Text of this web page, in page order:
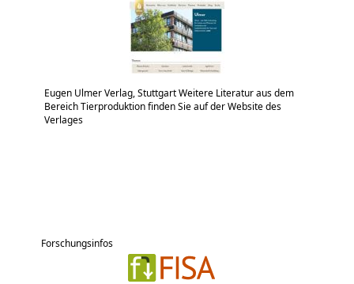
Eugen Ulmer Verlag, Stuttgart Weitere Literatur aus dem
Bereich Tierproduktion finden Sie auf der Website des
Verlages
Forschungsinfos